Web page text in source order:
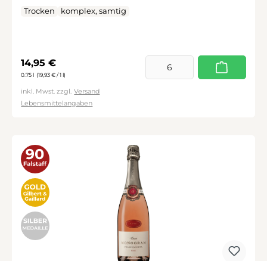
Trocken
komplex, samtig
Regulärer Preis:
14,95 €
0.75 l (19,93 € / 1 l)
inkl. Mwst. zzgl. Versand
Lebensmittelangaben